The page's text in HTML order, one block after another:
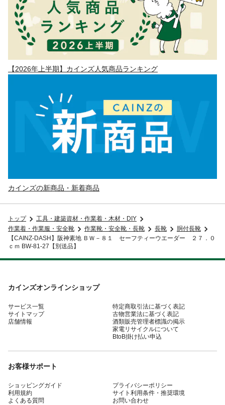
【2026年上半期】カインズ人気商品ランキング
カインズの新商品・新着商品
トップ
工具・建築資材・作業着・木材・DIY
作業着・作業服・安全靴
作業靴・安全靴・長靴 長靴
胴付長靴
【CAINZ-DASH】阪神素地 ＢＷ－８１ セーフティーウエーダー ２７．０
ｃｍ BW-81-27【別送品】
カインズオンラインショップ
サービス一覧
サイトマップ
店舗情報
特定商取引法に基づく表記
古物営業法に基づく表記
酒類販売管理者標識の掲示
家電リサイクルについて
BtoB掛け払い申込
お客様サポート
ショッピングガイド
利用規約
よくある質問
プライバシーポリシー
サイト利用条件・推奨環境
お問い合わせ